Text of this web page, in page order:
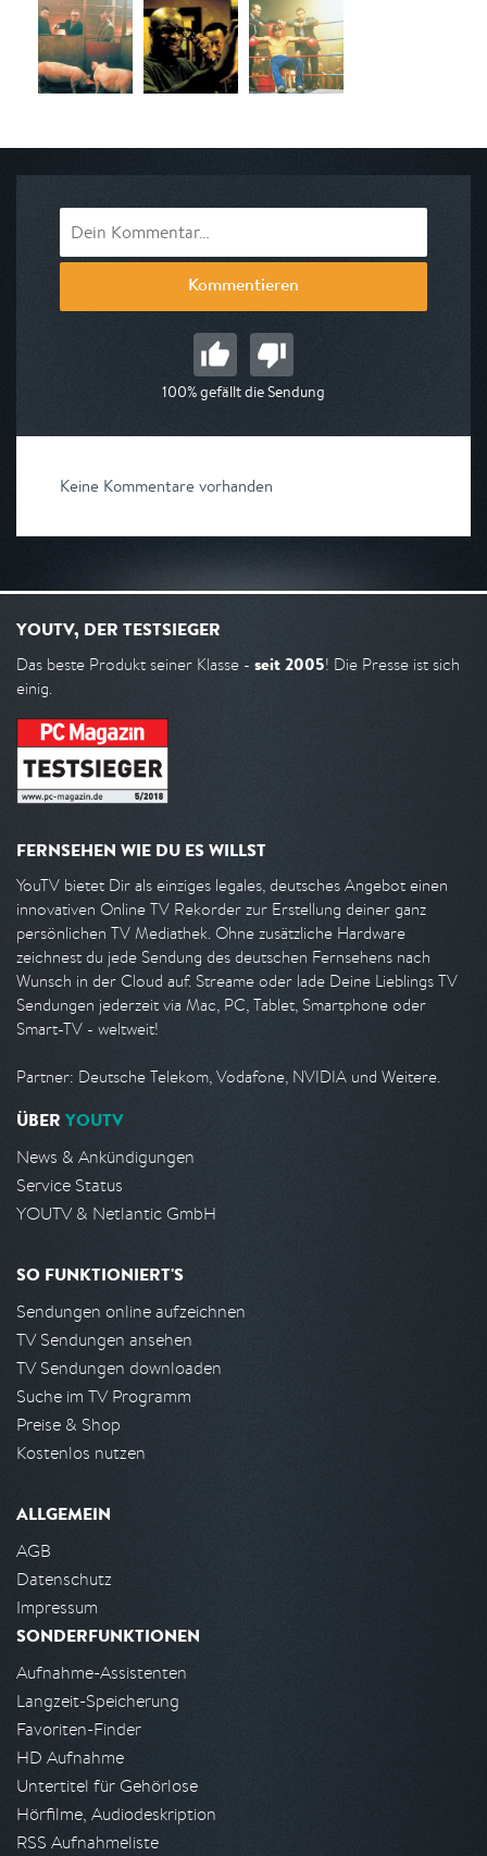
Kommentieren
100% gefällt die Sendung
Keine Kommentare vorhanden
YOUTV, DER TESTSIEGER
Das beste Produkt seiner Klasse - seit 2005! Die Presse ist sich
einig.
FERNSEHEN WIE DU ES WILLST
YouTV bietet Dir als einziges legales, deutsches Angebot einen
innovativen Online TV Rekorder zur Erstellung deiner ganz
persönlichen TV Mediathek. Ohne zusätzliche Hardware
zeichnest du jede Sendung des deutschen Fernsehens nach
Wunsch in der Cloud auf. Streame oder lade Deine Lieblings TV
Sendungen jederzeit via Mac, PC, Tablet, Smartphone oder
Smart-TV - weltweit!
Partner: Deutsche Telekom, Vodafone, NVIDIA und Weitere.
ÜBER YOUTV
News & Ankündigungen
Service Status
YOUTV & Netlantic GmbH
SO FUNKTIONIERT'S
Sendungen online aufzeichnen
TV Sendungen ansehen
TV Sendungen downloaden
Suche im TV Programm
Preise & Shop
Kostenlos nutzen
ALLGEMEIN
AGB
Datenschutz
Impressum
SONDERFUNKTIONEN
Aufnahme-Assistenten
Langzeit-Speicherung
Favoriten-Finder
HD Aufnahme
Untertitel für Gehörlose
Hörfilme, Audiodeskription
RSS Aufnahmeliste